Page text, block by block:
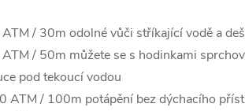
/ 30m odolné vůči stříkající vodě a
/ 50m můžete se s hodinkami
pod tekoucí vodou
ATM / 100m potápění bez dýchacího